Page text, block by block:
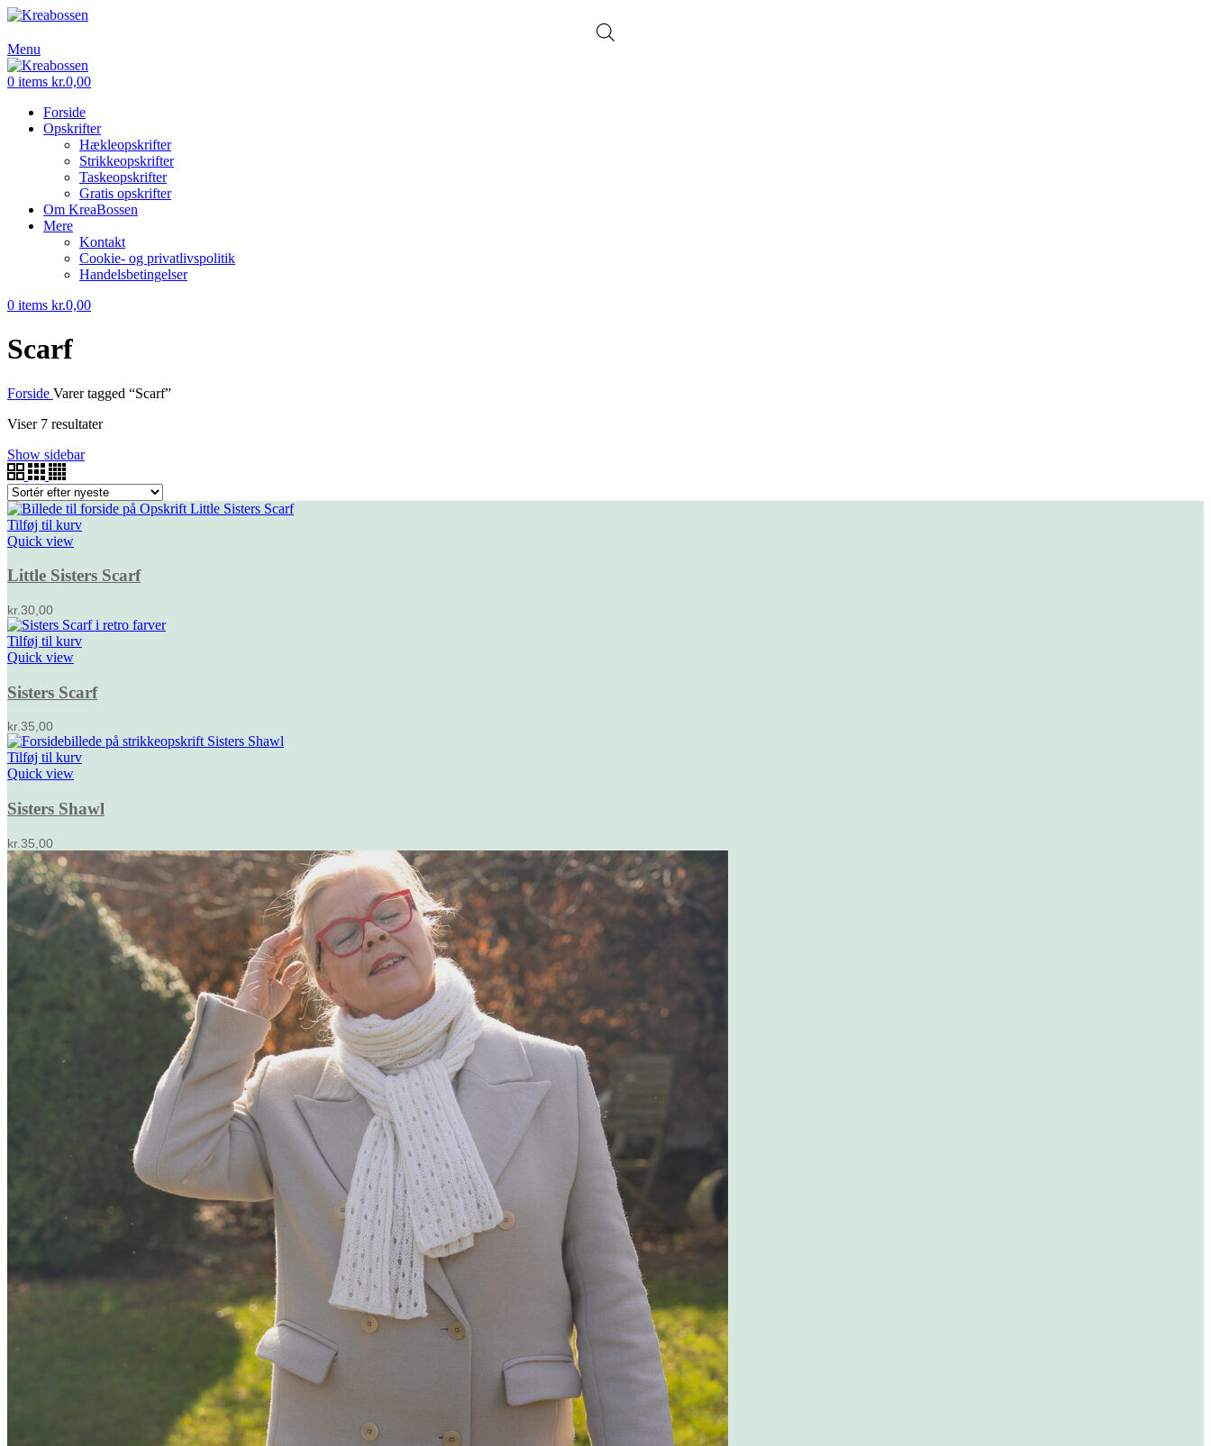
Menu
0 items kr.0,00
Forside
Opskrifter
Hækleopskrifter
Strikkeopskrifter
Taskeopskrifter
Gratis opskrifter
Om KreaBossen
Mere
Kontakt
Cookie- og privatlivspolitik
Handelsbetingelser
0 items kr.0,00
Scarf
Forside Varer tagged “Scarf”
Viser 7 resultater
Show sidebar
Tilføj til kurv
Quick view
Little Sisters Scarf
kr.30,00
Tilføj til kurv
Quick view
Sisters Scarf
kr.35,00
Tilføj til kurv
Quick view
Sisters Shawl
kr.35,00